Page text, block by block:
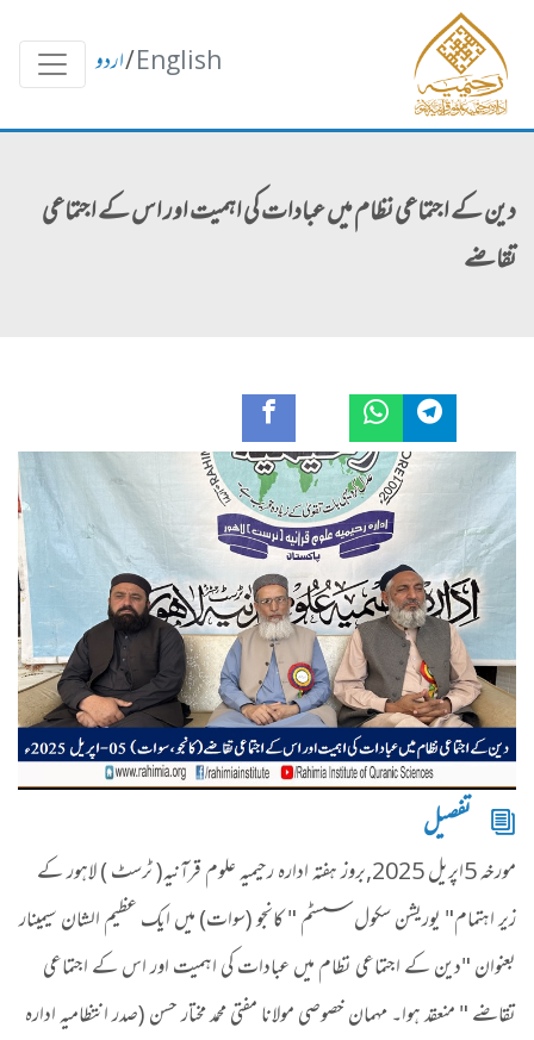
English
/اردو
دین کے اجتماعی نظام میں عبادات کی اہمیت اور اس کے اجتماعی
تقاضے
تفصیل
مورخہ 5اپریل 2025,بروز ہفتہ ادارہ رحیمیہ علوم قرآنیہ( ٹرسٹ ) لاہور کے
زیر اہتمام" یوریشن سکول سسٹم " کانجو (سوات) میں ایک عظیم الشان سیمینار
بعنوان "دین کے اجتماعی نظام میں عبادات کی اہمیت اور اس کے اجتماعی
تقاضے " منعقد ہوا۔مہمان خصوصی مولانا مفتی محمد مختار حسن (صدر انتظامیہ ادارہ